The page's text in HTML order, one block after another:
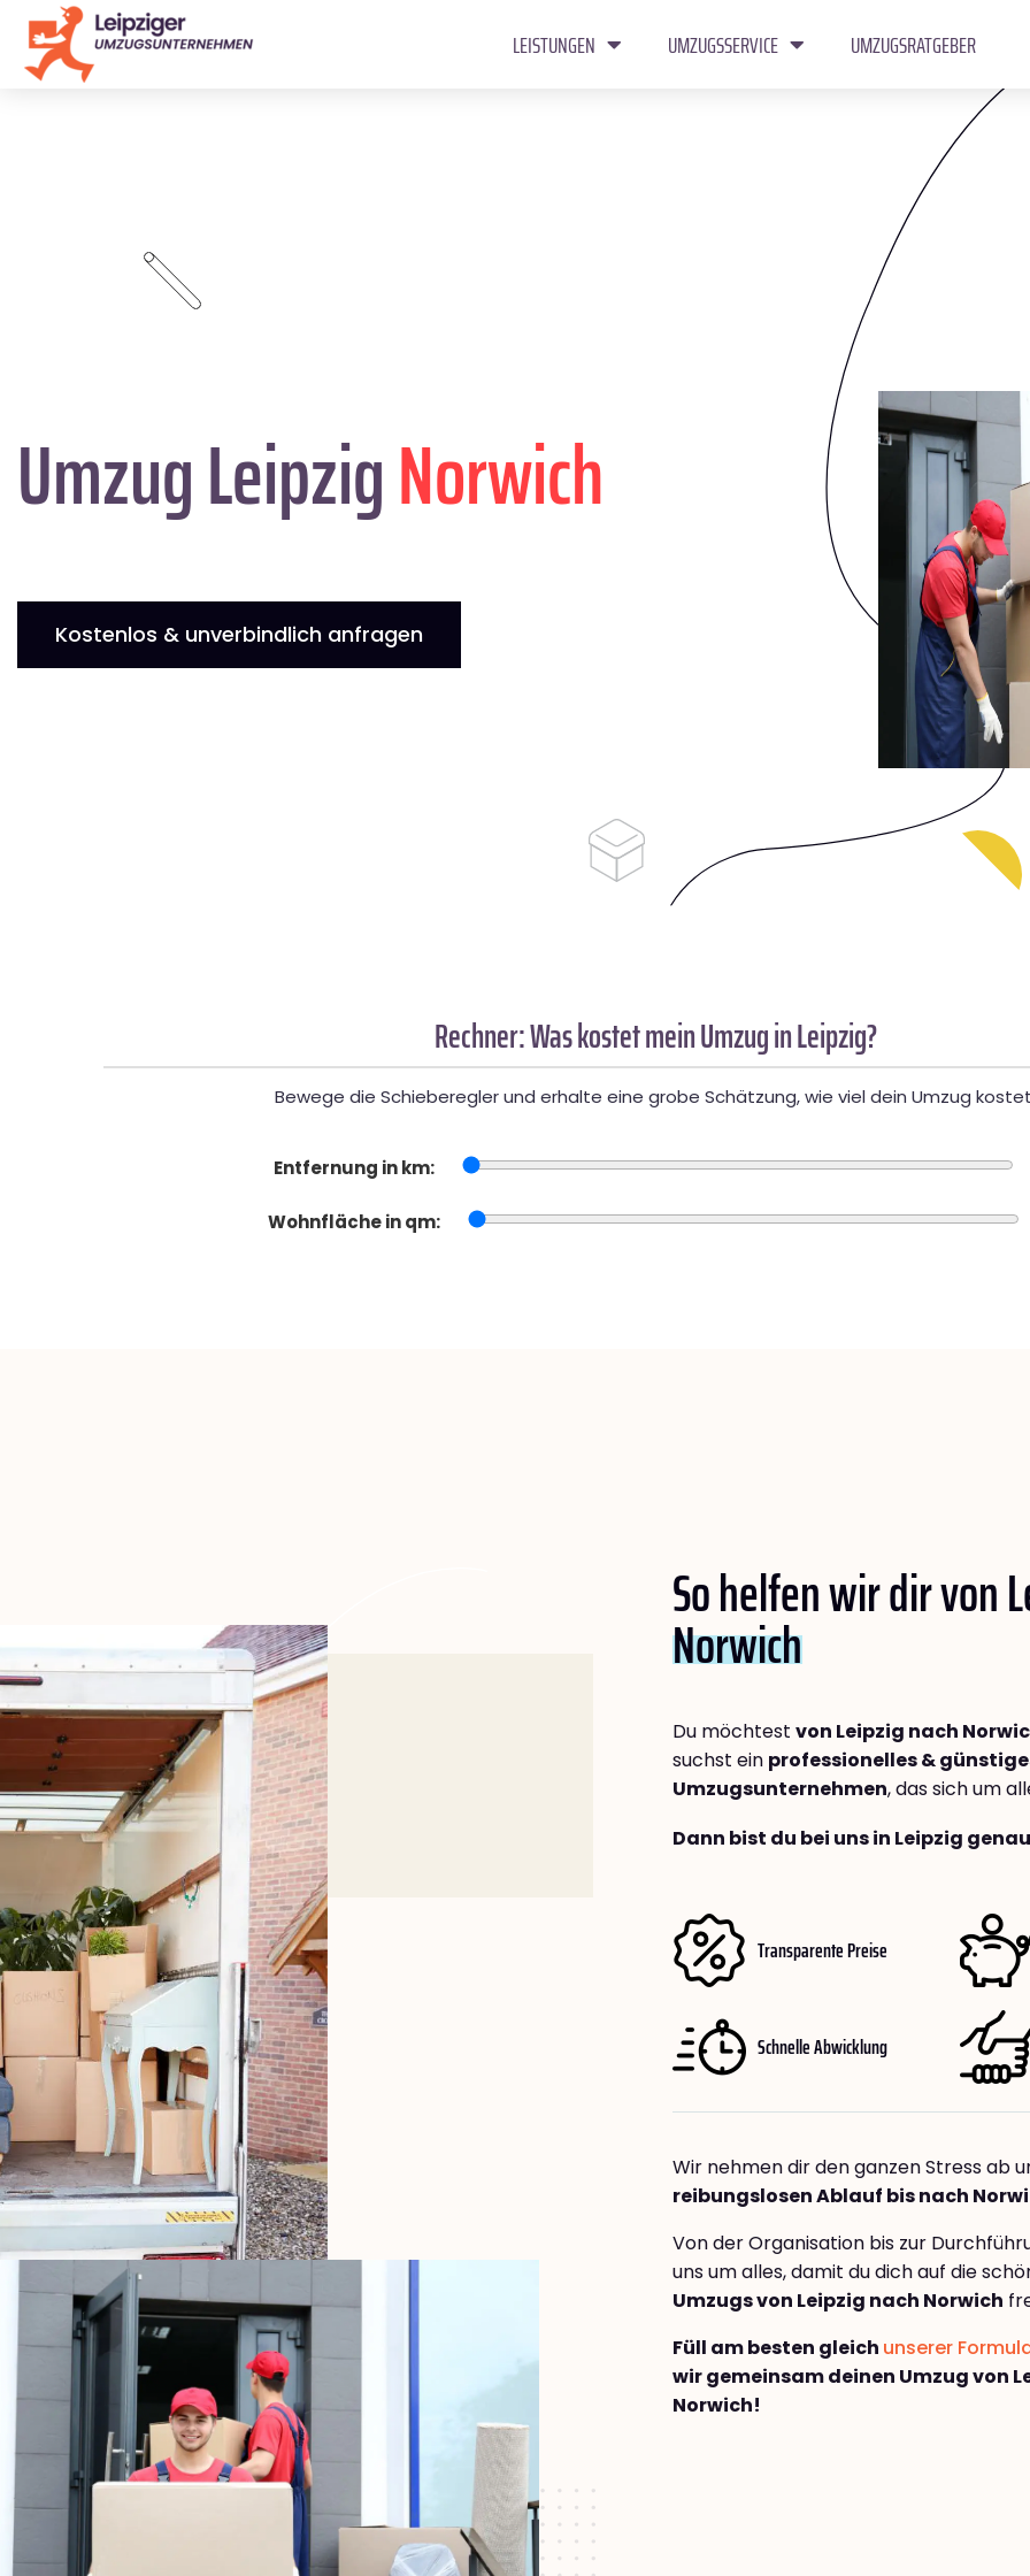
LEISTUNGEN UMZUGSSERVICE UMZUGSRATGEBER
Umzug LeipzigNorwich
Kostenlos & unverbindlich anfragen
Rechner: Was kostet mein Umzug in Leipzig?
Bewege die Schieberegler und erhalte eine grobe Schätzung, wie viel dein Umzug
Entfernung in km:
Wohnfläche in qm:
So helfen wir dir von
Norwich
Du möchtest von Leipzig nach
suchst ein professionelles &
Umzugsunternehmen, das sich um
Dann bist du bei uns in Leipzig
Transparente Preise
Schnelle Abwicklung
Wir nehmen dir den ganzen Stress ab
reibungslosen Ablauf bis nach
Von der Organisation bis zur
uns um alles, damit du dich auf die
Umzugs von Leipzig nach Norwich
Füll am besten gleich unserer
wir gemeinsam deinen Umzug von
Norwich!